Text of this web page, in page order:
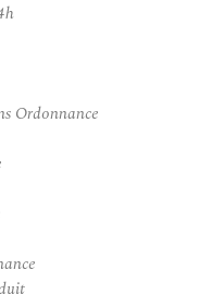
Ordonnance